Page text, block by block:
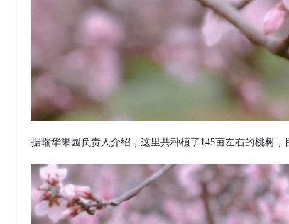
据瑞华果园负责人介绍，这里共种植了145亩左右的桃树